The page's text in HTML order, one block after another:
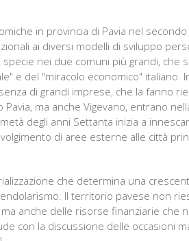
in provincia di Pavia nel
ai diversi modelli di sviluppo
nei due comuni più grandi, che
e del "miracolo economico" italiano.
di grandi imprese, che la fanno
ma anche Vigevano, entrano
degli anni Settanta inizia a
di aree esterne alle città
che determina una
Il territorio pavese non
anche delle risorse finanziarie che
con la discussione delle occasioni